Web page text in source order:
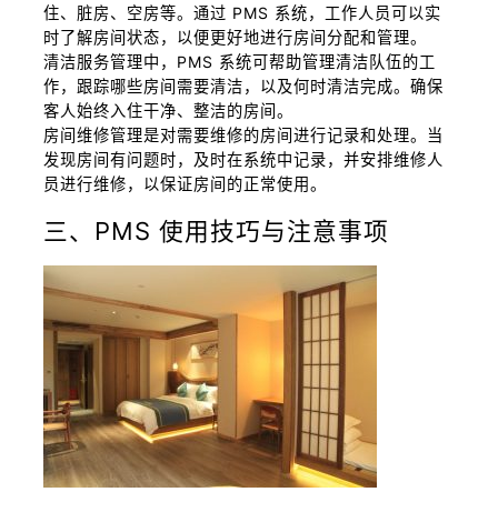
住、脏房、空房等。通过 PMS 系统，工作人员可以实
时了解房间状态，以便更好地进行房间分配和管理。
清洁服务管理中，PMS 系统可帮助管理清洁队伍的工
作，跟踪哪些房间需要清洁，以及何时清洁完成。确保
客人始终入住干净、整洁的房间。
房间维修管理是对需要维修的房间进行记录和处理。当
发现房间有问题时，及时在系统中记录，并安排维修人
员进行维修，以保证房间的正常使用。
三、PMS 使用技巧与注意事项